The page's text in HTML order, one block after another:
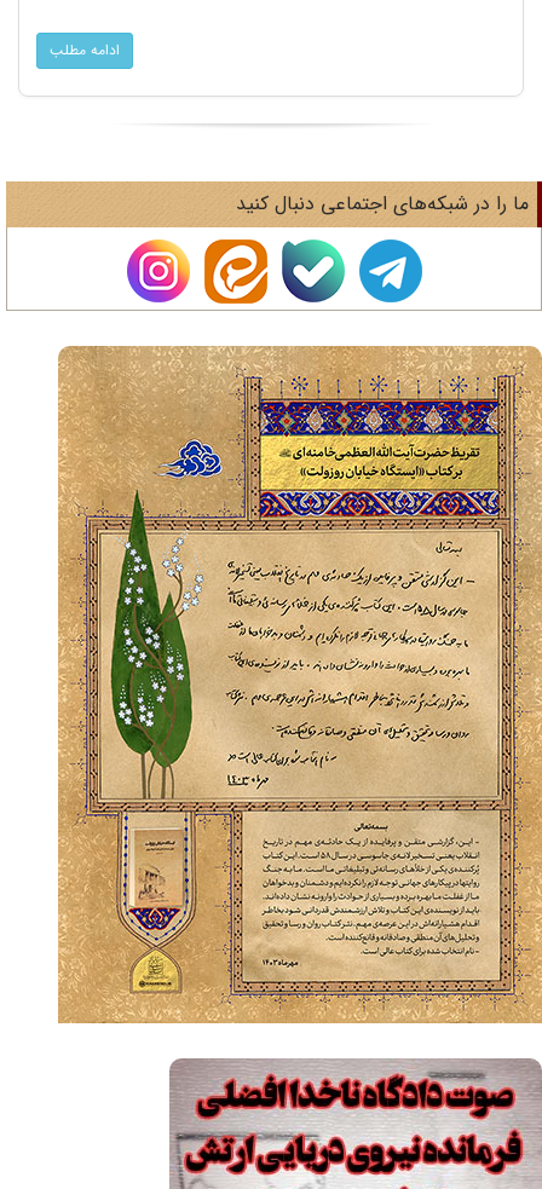
ادامه مطلب
را در شبکه‌های اجتماعی دنبال کنید